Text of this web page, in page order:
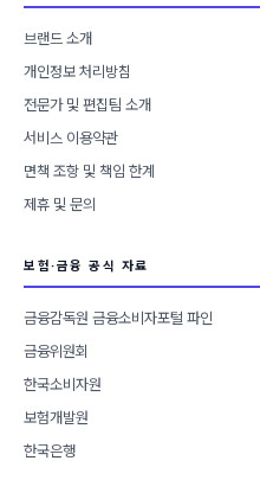
브랜드 소개
개인정보 처리방침
전문가 및 편집팀 소개
서비스 이용약관
면책 조항 및 책임 한계
제휴 및 문의
보험·금융 공식 자료
금융감독원 금융소비자포털 파인
금융위원회
한국소비자원
보험개발원
한국은행